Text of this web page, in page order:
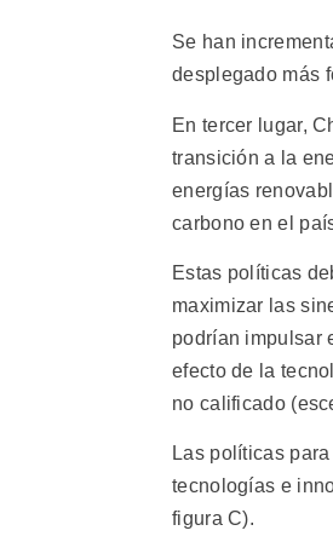
Se han
desplegado más
En tercer lugar,
transición a la
energías
carbono en el
Estas políticas
maximizar las
podrían impulsar
efecto de la
no calificado
Las políticas
tecnologías e
figura C).